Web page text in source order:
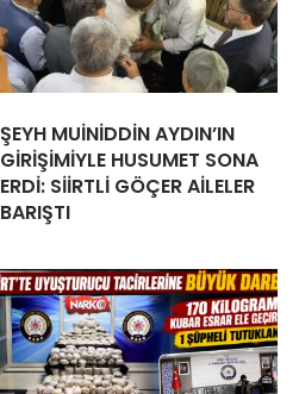
ŞEYH MUİNİDDİN AYDIN’IN
GİRİŞİMİYLE HUSUMET SONA
ERDİ: SİİRTLİ GÖÇER AİLELER
BARIŞTI